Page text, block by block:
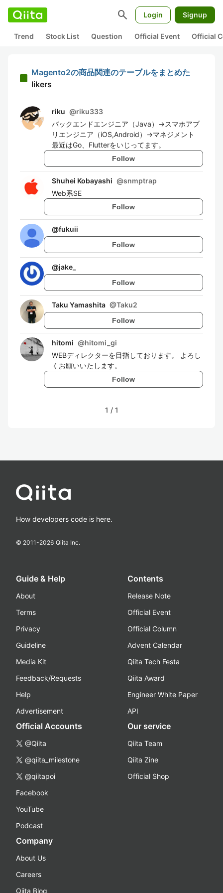
search Login Signup
Trend Stock List Question Official Event Official
Magento2の商品関連のテーブルをまとめた
likers
riku @riku333
バックエンドエンジニア（Java）→スマホアプ
リエンジニア（iOS,Android）→マネジメント
最近はGo、Flutterをいじってます。
Follow
Shuhei Kobayashi @snmptrap
Web系SE
Follow
@fukuii
Follow
@jake_
Follow
Taku Yamashita @Taku2
Follow
hitomi @hitomi_gi
WEBディレクターを目指しております。 よろし
くお願いいたします。
Follow
1 / 1
How developers code is here.
© 2011-2026 Qiita Inc.
Guide & Help
About
Terms
Privacy
Guideline
Media Kit
Feedback/Requests
Help
Advertisement
Contents
Release Note
Official Event
Official Column
Advent Calendar
Qiita Tech Festa
Qiita Award
Engineer White Paper
API
Official Accounts
@Qiita
@qiita_milestone
@qiitapoi
Facebook
YouTube
Podcast
Our service
Qiita Team
Qiita Zine
Official Shop
Company
About Us
Careers
Qiita Blog